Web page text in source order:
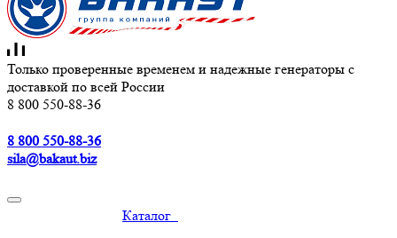
Только проверенные временем и надежные генераторы с
доставкой по всей России
8 800 550-88-36
8 800 550-88-36
sila@bakaut.biz
Каталог